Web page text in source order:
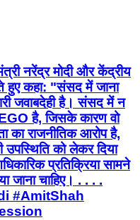
नरेंद्र मोदी और केंद्रीय
हुए कहा: "संसद में जाना
जवाबदेही है। संसद में न
है, जिसके कारण वो
का राजनीतिक आरोप है,
उपस्थिति को लेकर दिया
प्रतिक्रिया सामने
जाना चाहिए। . . . .
#AmitShah